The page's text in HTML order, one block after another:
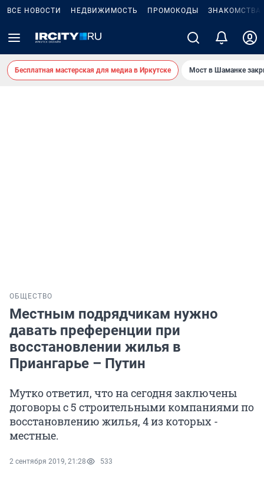
ВСЕ НОВОСТИ НЕДВИЖИМОСТЬ ПРОМОКОДЫ ЗНАКОМСТВА
Бесплатная мастерская для медиа в Иркутске Мост в Шаманке
ОБЩЕСТВО
Местным подрядчикам нужно
давать преференции при
восстановлении жилья в
Приангарье – Путин
Мутко ответил, что на сегодня заключены
договоры с 5 строительными компаниями по
восстановлению жилья, 4 из которых -
местные.
2 сентября 2019, 21:28 533